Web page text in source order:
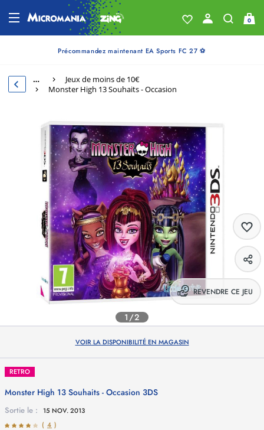
0
Précommandez maintenant EA Sports FC 27 ⚽
…
Jeux de moins de 10€
Monster High 13 Souhaits - Occasion
1/2
REVENDRE CE JEU
VOIR LA DISPONIBILITÉ EN MAGASIN
RETRO
Monster High 13 Souhaits - Occasion 3DS
Sortie le :
15 NOV. 2013
( 4 )